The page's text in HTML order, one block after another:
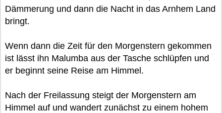
Dämmerung und dann die Nacht in das Arnhem Land
bringt.
Wenn dann die Zeit für den Morgenstern gekommen
ist lässt ihn Malumba aus der Tasche schlüpfen und
er beginnt seine Reise am Himmel.
Nach der Freilassung steigt der Morgenstern am
Himmel auf und wandert zunächst zu einem hohem